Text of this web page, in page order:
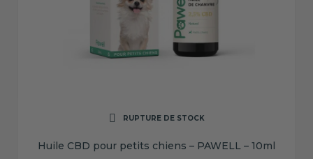
RUPTURE DE STOCK
Huile CBD pour petits chiens – PAWELL – 10ml